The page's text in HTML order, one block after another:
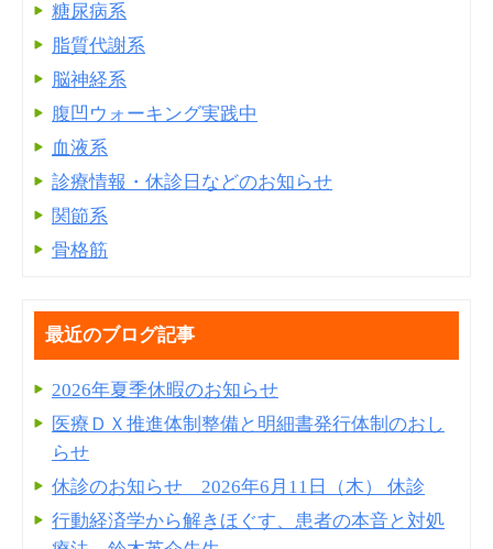
糖尿病系
脂質代謝系
脳神経系
腹凹ウォーキング実践中
血液系
診療情報・休診日などのお知らせ
関節系
骨格筋
最近のブログ記事
2026年夏季休暇のお知らせ
医療ＤＸ推進体制整備と明細書発⾏体制のおし
らせ
休診のお知らせ 2026年6月11日（木） 休診
行動経済学から解きほぐす、患者の本音と対処